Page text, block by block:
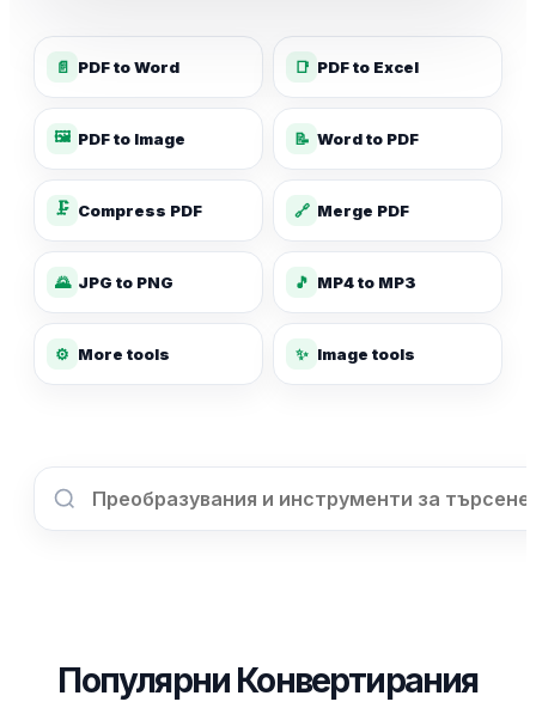
📄 PDF to Word 📑 PDF to Excel
🖼️ PDF to Image 📝 Word to PDF
🗜️ Compress PDF 🔗 Merge PDF
🌄 JPG to PNG 🎵 MP4 to MP3
⚙️ More tools ✨ Image tools
Популярни Конвертирания